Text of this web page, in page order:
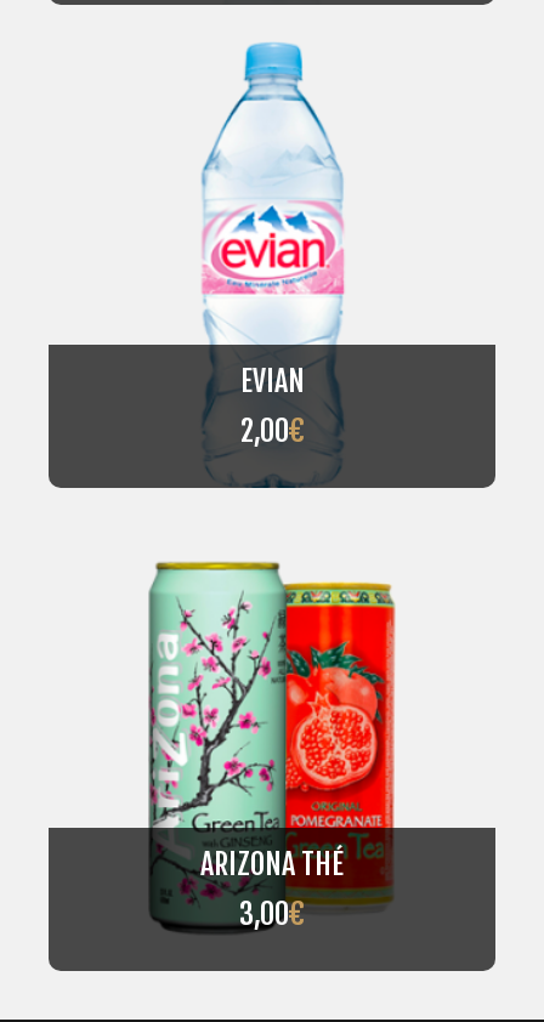
EVIAN
2,00€
ARIZONA THÉ
3,00€